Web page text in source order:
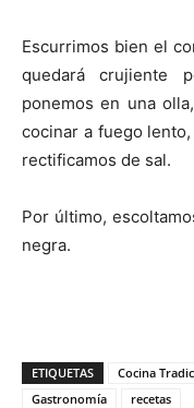
Escurrimos bien el
quedará crujiente
ponemos en una
cocinar a fuego
rectificamos de sal.
Por último,
negra.
ETIQUETAS Cocina
Gastronomía
recetas